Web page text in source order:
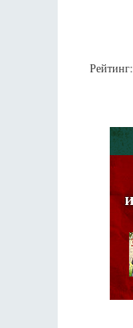
Рейтинг: